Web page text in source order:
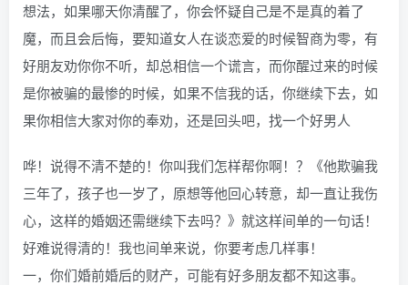
想法，如果哪天你清醒了，你会怀疑自己是不是真的着了
魔，而且会后悔，要知道女人在谈恋爱的时候智商为零，有
好朋友劝你你不听，却总相信一个谎言，而你醒过来的时候
是你被骗的最惨的时候，如果不信我的话，你继续下去，如
果你相信大家对你的奉劝，还是回头吧，找一个好男人
哗！说得不清不楚的！你叫我们怎样帮你啊！？《他欺骗我
三年了，孩子也一岁了，原想等他回心转意，却一直让我伤
心，这样的婚姻还需继续下去吗？》就这样间单的一句话！
好难说得清的！我也间单来说，你要考虑几样事！
一，你们婚前婚后的财产，可能有好多朋友都不知这事。